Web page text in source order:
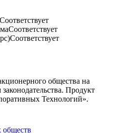
Соответствует
Соответствует
Соответствует
общества на
Продукт
Технологий».
обществ